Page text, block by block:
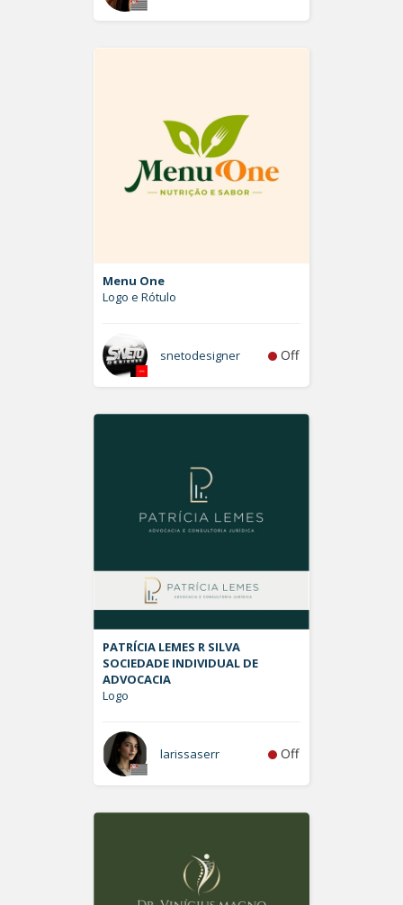
Menu One
Logo e Rótulo
snetodesigner Off
PATRÍCIA LEMES R SILVA
SOCIEDADE INDIVIDUAL DE
ADVOCACIA
Logo
larissaserr Off